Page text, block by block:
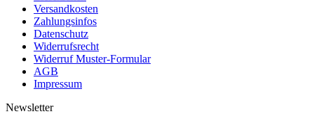
Versandkosten
Zahlungsinfos
Datenschutz
Widerrufsrecht
Widerruf Muster-Formular
AGB
Impressum
Newsletter